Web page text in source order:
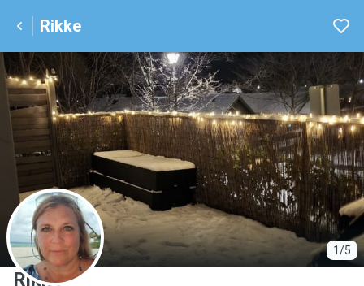
Rikke
1/5
R
Rikke